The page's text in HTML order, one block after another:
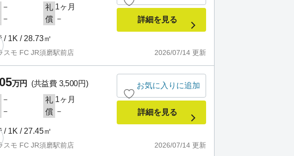
－ 礼 1ヶ月
－ 償 －
/ 1K / 28.73㎡
2026/07/14 更新
スモ FC JR須磨駅前店
詳細を見る
万円
(共益費 3,500円)
－ 礼 1ヶ月
－ 償 －
/ 1K / 27.45㎡
2026/07/14 更新
スモ FC JR須磨駅前店
お気に入りに追加
詳細を見る